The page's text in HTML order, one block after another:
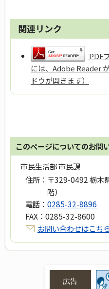
関連リンク
PDF
には、Adobe Reader
ドウが開きます）
このページについてのお問
市民生活部 市民課
住所： 〒329-0492 栃木
階）
電話： 0285-32-8896
FAX： 0285-32-8600
お問い合わせはこちら
広告